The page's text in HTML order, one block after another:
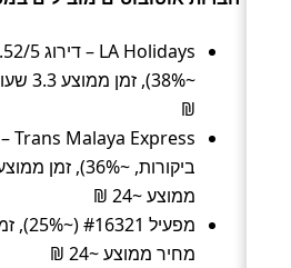
₪
ממוצע ~24 ₪
מחיר ממוצע ~24 ₪